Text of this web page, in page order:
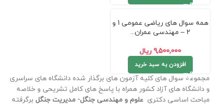
همه سوال های ریاضی عمومی 1 و
2 – مهندسی عمران...
9,500,000 ریال
افزودن به سبد خرید
مجموعه سوال های کلیه آزمون های برگذار شده دانشگاه های سراسری
و دانشگاه های آزاد کشور همراه با پاسخ های کامل تشریحی و خلاصه
مباحث اساسی دکتری علوم و مهندسی جنگل- مدیریت جنگل برگرفته